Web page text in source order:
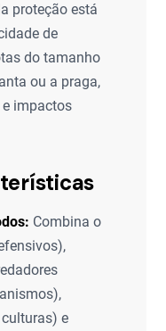
proteção está
de
do tamanho
ou a praga,
impactos
Combina o
e